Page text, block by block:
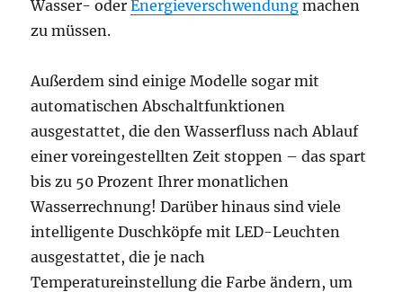
Wasser- oderEnergieverschwendung machen
zu müssen.
Außerdem sind einige Modelle sogar mit
automatischen Abschaltfunktionen
ausgestattet, die den Wasserfluss nach Ablauf
einer voreingestellten Zeit stoppen – das spart
bis zu 50 Prozent Ihrer monatlichen
Wasserrechnung! Darüber hinaus sind viele
intelligente Duschköpfe mit LED-Leuchten
ausgestattet, die je nach
Temperatureinstellung die Farbe ändern, um